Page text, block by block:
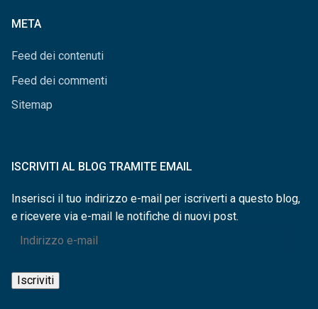
META
Feed dei contenuti
Feed dei commenti
Sitemap
ISCRIVITI AL BLOG TRAMITE EMAIL
Inserisci il tuo indirizzo e-mail per iscriverti a questo blog,
e ricevere via e-mail le notifiche di nuovi post.
Indirizzo
mail
Iscriviti